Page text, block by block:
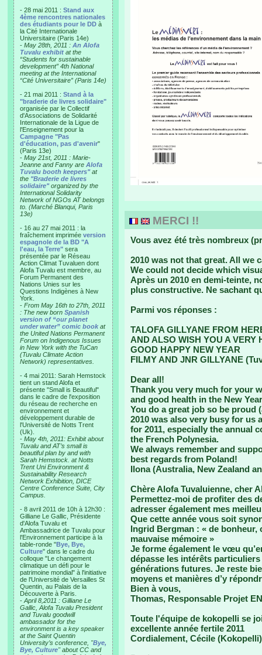
- 28 mai 2011 : Stand aux
4ème rencontres nationales
des étudiants pour le DD à
la Cité Internationale
Universitaire (Paris 14e)
- May 28th, 2011 : An Alofa
Tuvalu exhibit at the
“Students for sustainable
development” 4th National
meeting at the International
“Cité Universitaire” (Paris 14e)
- 21 mai 2011 : Stand à la
"braderie de livres solidaire"
organisée par le Collectif
d'Associations de Solidarité
Internationale de la Ligue de
l'Enseignement pour la
Campagne "Pas
d'éducation, pas d'avenir"
(Paris 13e)
- May 21st, 2011 : Marie-
Jeanne and Fanny are Alofa
Tuvalu booth keepers"at
the "Braderie de livres
solidaire"organized by the
International Solidarity
Network of NGOs AT belongs
to. (Marché Blanqui, Paris
13e)
- 16 au 27 mai 2011 : la
fraîchement imprimée version
espagnole de la BD "A
l'eau, la Terre" sera
présentée par le Réseau
Action Climat Tuvaluen dont
Alofa Tuvalu est membre, au
Forum Permanent des
Nations Unies sur les
Questions Indigènes à New
York.
- From May 16th to 27th, 2011
: The new born Spanish
version of “our planet
under water” comic book at
the United Nations Permanent
Forum on Indigenous Issues
in New York with the TuCan
(Tuvalu Climate Action
Network) representatives.
- 4 mai 2011: Sarah Hemstock
tient un stand Alofa et
présente "Small is Beautiful"
dans le cadre de l'exposition
du réseau de recherche en
environnement et
développement durable de
l'Université de Notts Trent
(Uk).
- May 4th, 2011: Exhibit about
Tuvalu and AT’s small is
beautiful plan by and with
Sarah Hemstock. at Notts
Trent Uni Environment &
Sustainability Research
Network Exhibition, DICE
Centre Conference Suite, City
Campus.
- 8 avril 2011 de 10h à 12h30 :
Gilliane Le Gallic, Présidente
d'Alofa Tuvalu et
Ambassadrice de Tuvalu pour
l'Environnement participe à la
table-ronde "Bye, Bye,
Culture" dans le cadre du
colloque "Le changement
climatique un défi pour le
patrimoine mondial" à l'initiative
de l'Université de Versailles St
Quentin, au Palais de la
Découverte à Paris.
- April 8,2011 : Gilliane Le
Gallic, Alofa Tuvalu President
and Tuvalu goodwill
ambassador for the
environment is a key speaker
at the Saint Quentin
University’s conference, "Bye,
Bye, Culture" about CC and
MERCI !!
Vous avez été très nombreux
2010 was not that great. All we
We could not decide which
Après un 2010 en demi-teinte,
plus constructive. Ne sachant
Parmi vos réponses :
TALOFA GILLYANE FROM
AND ALSO WISH YOU A VERY
GOOD HAPPY NEW YEAR
FILMY AND JNR GILLYANE
Dear all!
Thank you very much for your
and good health in the New
You do a great job so be proud
2010 was also very busy for us
for 2011, especially the annual
the French Polynesia.
We always remember and
best regards from Poland!
Ilona (Australia, New Zealand
Chère Alofa Tuvaluienne, cher
Permettez-moi de profiter des
adresser également mes
Que cette année vous soit
Ingrid Bergman : « de bonheur,
mauvaise mémoire »
Je forme également le vœu
dépasse les intérêts
générations futures. Je reste
moyens et manières d’y
Bien à vous,
Thomas, Responsable Projet
Toute l'équipe de kokopelli se
excellente année fertile 2011
Cordialement, Cécile (Kokopelli)